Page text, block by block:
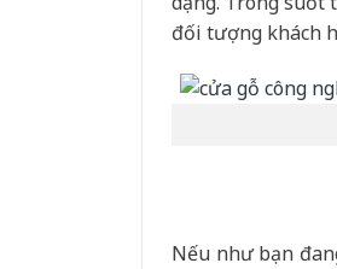
đối tượng khách
Nếu như bạn